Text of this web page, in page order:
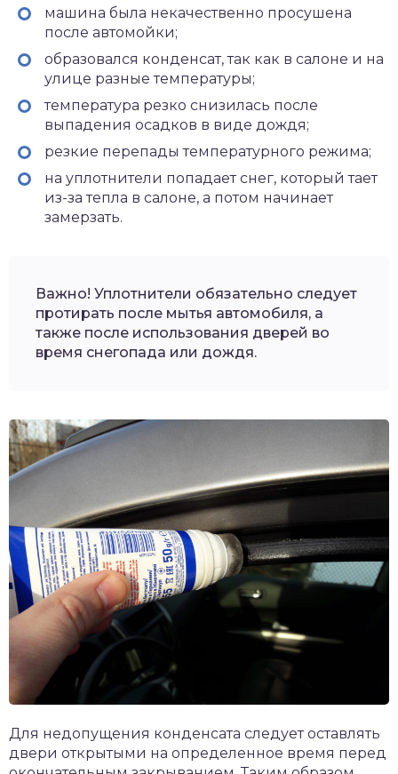
машина была некачественно просушена
после автомойки;
образовался конденсат, так как в салоне и на
улице разные температуры;
температура резко снизилась после
выпадения осадков в виде дождя;
резкие перепады температурного режима;
на уплотнители попадает снег, который тает
из-за тепла в салоне, а потом начинает
замерзать.
Важно! Уплотнители обязательно следует
протирать после мытья автомобиля, а
также после использования дверей во
время снегопада или дождя.
Для недопущения конденсата следует оставлять
двери открытыми на определенное время перед